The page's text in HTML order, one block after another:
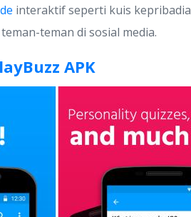
interaktif seperti kuis
teman di sosial media.
APK